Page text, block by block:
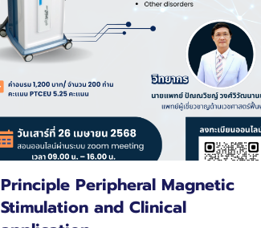
Principle Peripheral Magnetic
Stimulation and Clinical